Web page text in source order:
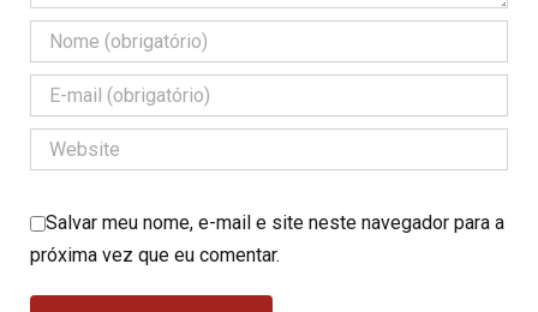
Salvar meu nome, e-mail e site neste navegador para a
próxima vez que eu comentar.